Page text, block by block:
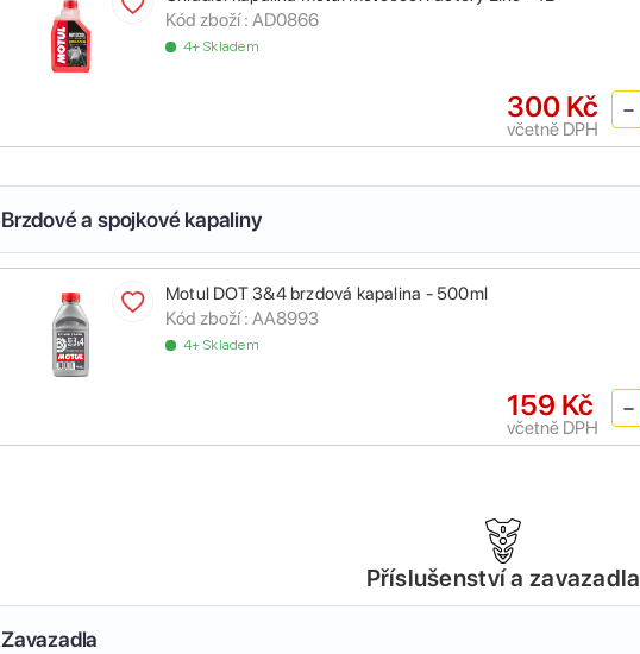
Kód zboží : AD0866
4+ Skladem
300 Kč
včetně DPH
Brzdové a spojkové kapaliny
Motul DOT 3&4 brzdová kapalina - 500ml
Kód zboží : AA8993
4+ Skladem
159 Kč
včetně DPH
Příslušenství a zavazadla
Zavazadla